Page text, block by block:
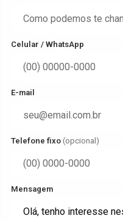
Celular / WhatsApp
E-mail
Telefone fixo (opcional)
Mensagem